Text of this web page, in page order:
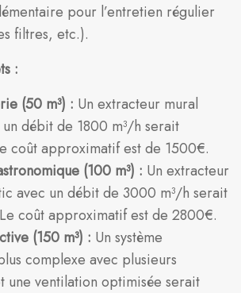
pour l’entretien régulier
filtres, etc.).
:
(50 m³) : Un extracteur mural
débit de 1800 m³/h serait
coût approximatif est de 1500€.
(100 m³) : Un extracteur
avec un débit de 3000 m³/h serait
coût approximatif est de 2800€.
(150 m³) : Un système
complexe avec plusieurs
une ventilation optimisée serait